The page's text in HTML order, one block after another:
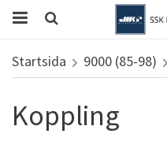
Startsida 9000 (85-98)
Koppling